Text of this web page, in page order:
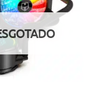
Adicionar
aos meus
desejos